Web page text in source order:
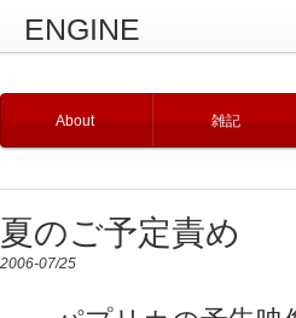
ENGINE
About 雑記
夏のご予定責め
2006-07/25